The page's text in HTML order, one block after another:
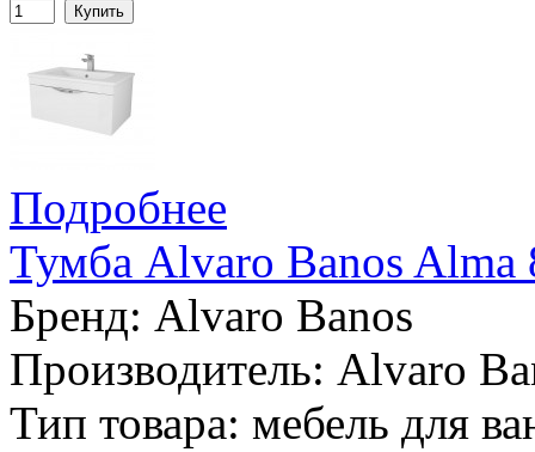
Купить
Подробнее
Тумба Alvaro Banos Alma
Бренд: Alvaro Banos
Производитель: Alvaro
Тип товара: мебель для